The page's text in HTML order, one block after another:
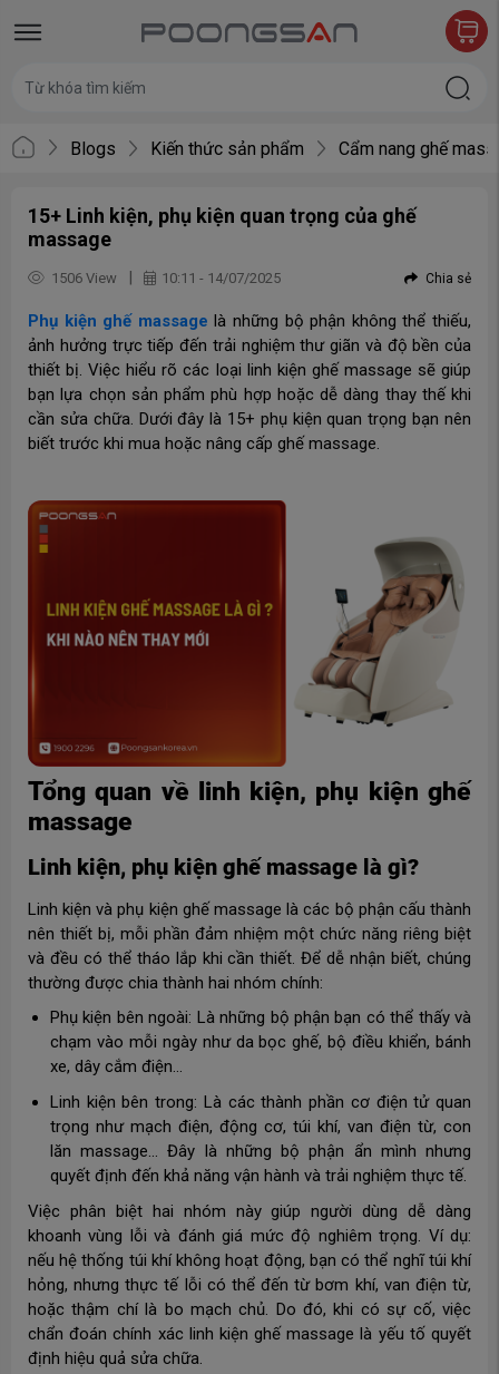
Blogs Kiến thức sản phẩm Cẩm nang ghế
15+ Linh kiện, phụ kiện quan trọng của ghế
massage
1506 View | 10:11 - 14/07/2025 Chia sẻ
Phụ kiện ghế massage là những bộ phận không thể thiếu,
ảnh hưởng trực tiếp đến trải nghiệm thư giãn và độ bền của
thiết bị. Việc hiểu rõ các loại linh kiện ghế massage sẽ giúp
bạn lựa chọn sản phẩm phù hợp hoặc dễ dàng thay thế khi
cần sửa chữa. Dưới đây là 15+ phụ kiện quan trọng bạn nên
biết trước khi mua hoặc nâng cấp ghế massage.
Tổng quan về linh kiện, phụ kiện ghế
massage
Linh kiện, phụ kiện ghế massage là gì?
Linh kiện và phụ kiện ghế massage là các bộ phận cấu thành
nên thiết bị, mỗi phần đảm nhiệm một chức năng riêng biệt
và đều có thể tháo lắp khi cần thiết. Để dễ nhận biết, chúng
thường được chia thành hai nhóm chính:
Phụ kiện bên ngoài: Là những bộ phận bạn có thể thấy và
chạm vào mỗi ngày như da bọc ghế, bộ điều khiển, bánh
xe, dây cắm điện...
Linh kiện bên trong: Là các thành phần cơ điện tử quan
trọng như mạch điện, động cơ, túi khí, van điện từ, con
lăn massage... Đây là những bộ phận ẩn mình nhưng
quyết định đến khả năng vận hành và trải nghiệm thực tế.
Việc phân biệt hai nhóm này giúp người dùng dễ dàng
khoanh vùng lỗi và đánh giá mức độ nghiêm trọng. Ví dụ:
nếu hệ thống túi khí không hoạt động, bạn có thể nghĩ túi khí
hỏng, nhưng thực tế lỗi có thể đến từ bơm khí, van điện từ,
hoặc thậm chí là bo mạch chủ. Do đó, khi có sự cố, việc
chẩn đoán chính xác linh kiện ghế massage là yếu tố quyết
định hiệu quả sửa chữa.